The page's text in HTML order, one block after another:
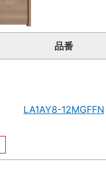
品番
LA1AY8-12MGFFN